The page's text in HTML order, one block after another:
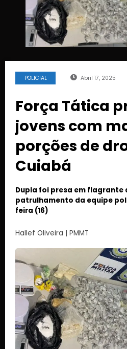
POLICIAL Abril 17, 2025
Força Tática
jovens com
porções de
Cuiabá
Dupla foi presa em flagrante
patrulhamento da equipe
feira (16)
Hallef Oliveira | PMMT